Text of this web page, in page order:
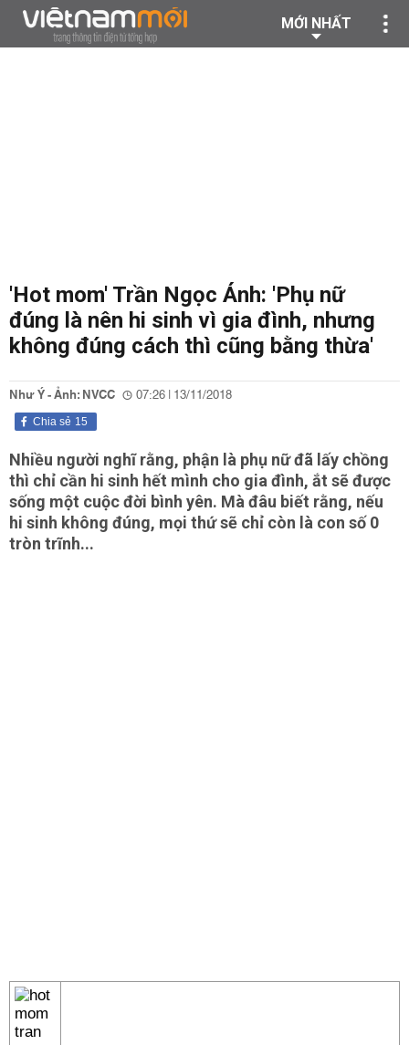
MỚI NHẤT
'Hot mom' Trần Ngọc Ánh: 'Phụ nữ
đúng là nên hi sinh vì gia đình, nhưng
không đúng cách thì cũng bằng thừa'
Như Ý - Ảnh: NVCC 07:26 | 13/11/2018
15
Chia sẻ
Nhiều người nghĩ rằng, phận là phụ nữ đã lấy chồng
thì chỉ cần hi sinh hết mình cho gia đình, ắt sẽ được
sống một cuộc đời bình yên. Mà đâu biết rằng, nếu
hi sinh không đúng, mọi thứ sẽ chỉ còn là con số 0
tròn trĩnh...